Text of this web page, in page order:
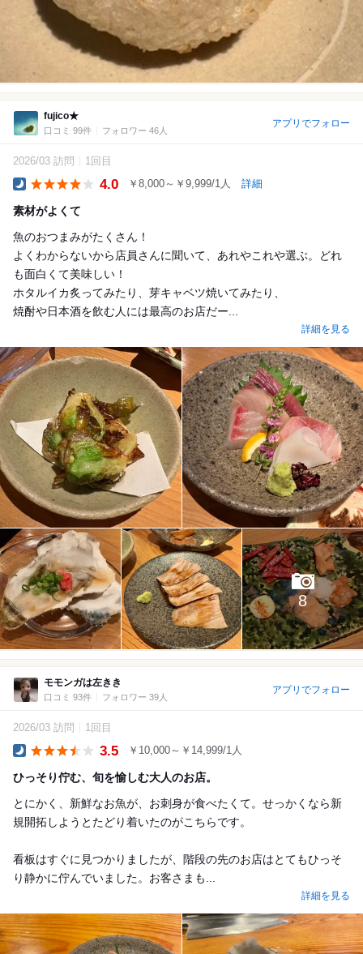
fujico★
口コミ 99件 フォロワー 46人
アプリでフォロー
2026/03 訪問 1回目
4.0 ￥8,000～￥9,999/1人 詳細
素材がよくて
魚のおつまみがたくさん！
よくわからないから店員さんに聞いて、あれやこれや選ぶ。どれ
も面白くて美味しい！
ホタルイカ炙ってみたり、芽キャベツ焼いてみたり、
焼酎や日本酒を飲む人には最高のお店だー...
詳細を見る
8
モモンガは左きき
口コミ 93件 フォロワー 39人
アプリでフォロー
2026/03 訪問 1回目
3.5 ￥10,000～￥14,999/1人
ひっそり佇む、旬を愉しむ大人のお店。
とにかく、新鮮なお魚が、お刺身が食べたくて。せっかくなら新
規開拓しようとたどり着いたのがこちらです。
看板はすぐに見つかりましたが、階段の先のお店はとてもひっそ
り静かに佇んでいました。お客さまも...
詳細を見る